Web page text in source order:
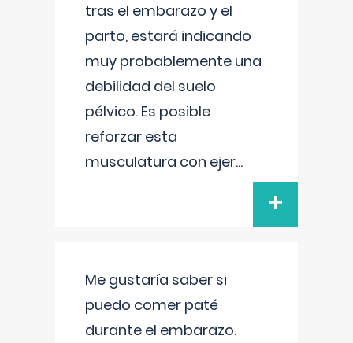
tras el embarazo y el
parto, estará indicando
muy probablemente una
debilidad del suelo
pélvico. Es posible
reforzar esta
musculatura con ejer...
+
Me gustaría saber si
puedo comer paté
durante el embarazo.